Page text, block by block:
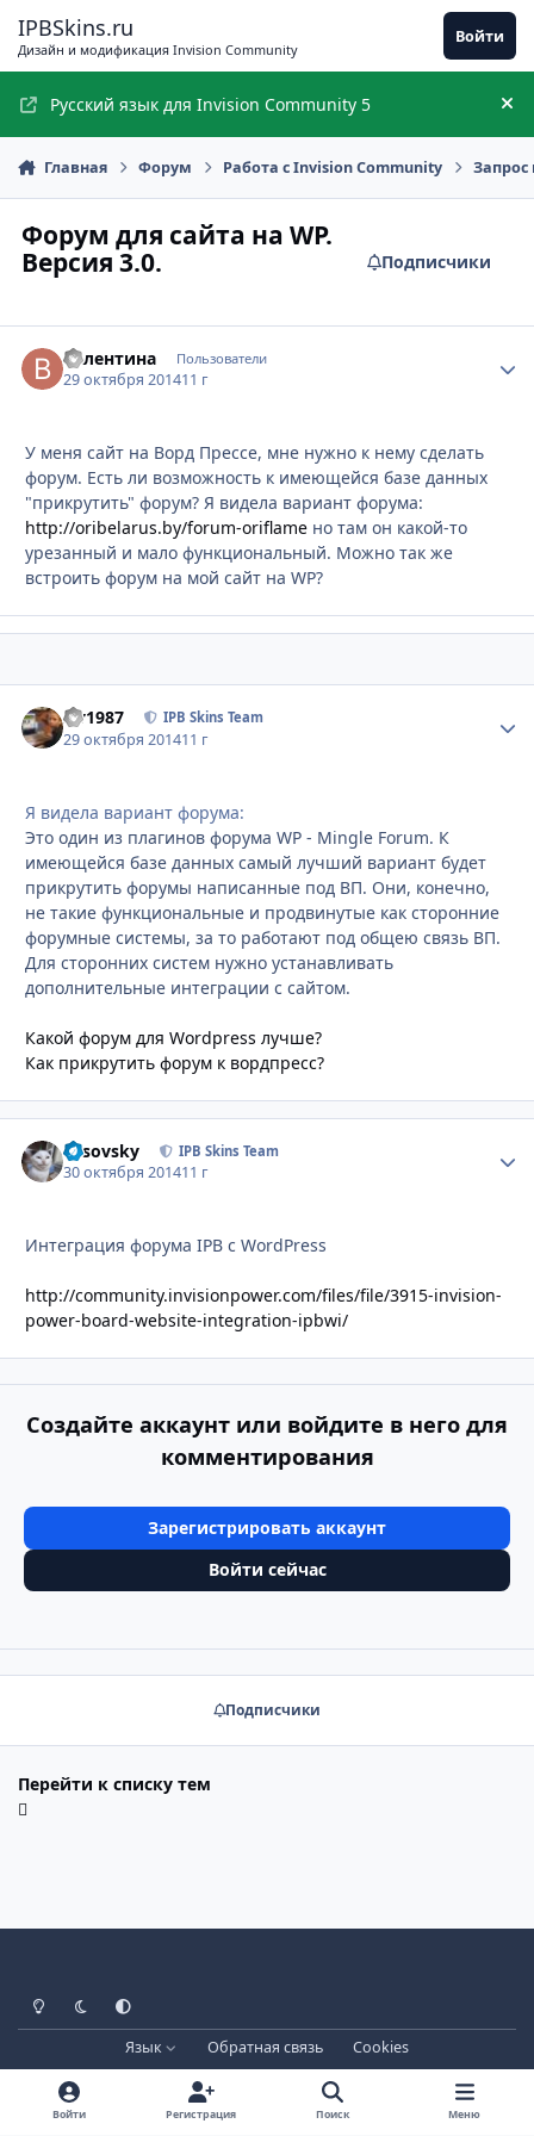
IPBSkins.ru
Дизайн и модификация Invision Community
Войти
Русский язык для Invision Community 5
Главная Форум Работа с Invision Community Запрос
Форум для сайта на WP.
Версия 3.0.
Подписчики
Валентина Пользователи
29 октября 201411 г
У меня сайт на Ворд Прессе, мне нужно к нему сделать
форум. Есть ли возможность к имеющейся базе данных
"прикрутить" форум? Я видела вариант форума:
http://oribelarus.by/forum-oriflame но там он какой-то
урезанный и мало функциональный. Можно так же
встроить форум на мой сайт на WP?
siv1987 IPB Skins Team
29 октября 201411 г
Я видела вариант форума:
Это один из плагинов форума WP - Mingle Forum. К
имеющейся базе данных самый лучший вариант будет
прикрутить форумы написанные под ВП. Они, конечно,
не такие функциональные и продвинутые как сторонние
форумные системы, за то работают под общею связь ВП.
Для сторонних систем нужно устанавливать
дополнительные интеграции с сайтом.
Какой форум для Wordpress лучше?
Как прикрутить форум к вордпресс?
Lesovsky IPB Skins Team
30 октября 201411 г
Интеграция форума IPB с WordPress
http://community.invisionpower.com/files/file/3915-invision-
power-board-website-integration-ipbwi/
Создайте аккаунт или войдите в него для
комментирования
Зарегистрировать аккаунт
Войти сейчас
Подписчики
Перейти к списку тем
Светлый режим
Тёмный режим
Системные настройки
Язык Обратная связь
Cookies
Лицензия зарегистрирована на IPBSkins.ru
Powered by
Invision Community
Войти Регистрация Поиск Меню